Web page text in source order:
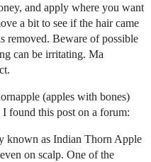
and apply where you want
a bit to see if the hair came
Beware of possible
can be irritating. Ma
(apples with bones)
found this post on a forum:
known as Indian Thorn Apple
on scalp. One of the